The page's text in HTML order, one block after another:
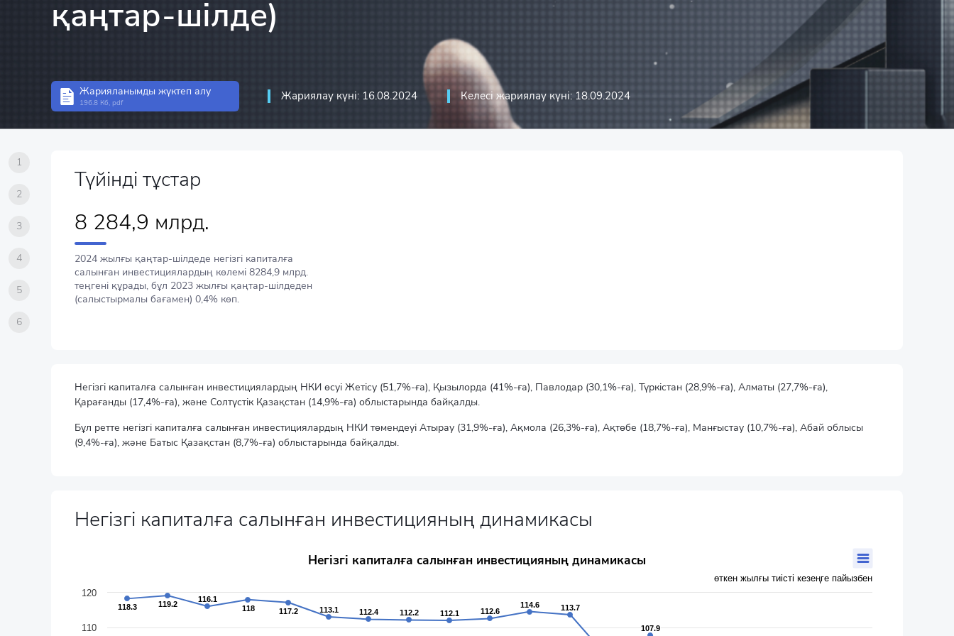
Инвестициялар статистикасы
Ақпараттық-коммуникациялық технологиялар және
байланыс статистикасы
қаңтар-шілде)
Жарияланымды жүктеп алу
196.8 Кб, pdf Жариялау күні: 16.08.2024 Келесі жариялау күні: 18.09.2024
1
2
3
4
5
6
Түйінді тұстар
8 284,9 млрд.
2024 жылғы қаңтар-шілдеде негізгі капиталға
салынған инвестициялардың көлемі 8284,9 млрд.
теңгені құрады, бұл 2023 жылғы қаңтар-шілдеден
(салыстырмалы бағамен) 0,4% көп.
Негізгі капиталға салынған инвестициялардың НКИ өсуі Жетісу (51,7%-ға), Қызылорда (41%-ға), Павлодар (30,1%-ға), Түркістан (28,9%-ға), Алматы (27,7%-ға),
Қарағанды (17,4%-ға), және Солтүстік Қазақстан (14,9%-ға) облыстарында байқалды.
Бұл ретте негізгі капиталға салынған инвестициялардың НКИ төмендеуі Атырау (31,9%-ға), Ақмола (26,3%-ға), Ақтөбе (18,7%-ға), Манғыстау (10,7%-ға), Абай облысы
(9,4%-ға), және Батыс Қазақстан (8,7%-ға) облыстарында байқалды.
Негізгі капиталға салынған инвестицияның динамикасы
Негізгі капиталға салынған инвестицияның динамикасы
өткен жылғы тиісті кезеңге пайызбен
The chart has 1 X axis displaying categories.
The chart has 1 Y axis displaying values. Data ranges from 93.5 to 119.2.
Негізгі капиталға салынған инвестицияның динамикасы
өткен жылғы тиісті кезеңге пайызбен
118.3
118.3 119.2
119.2
116.1
116.1
118
118 117.2
117.2 113.1
113.1 112.4
112.4 112.2
112.2 112.1
112.1 112.6
112.6
114.6
114.6 113.7
113.7
107.9
107.9
110
120